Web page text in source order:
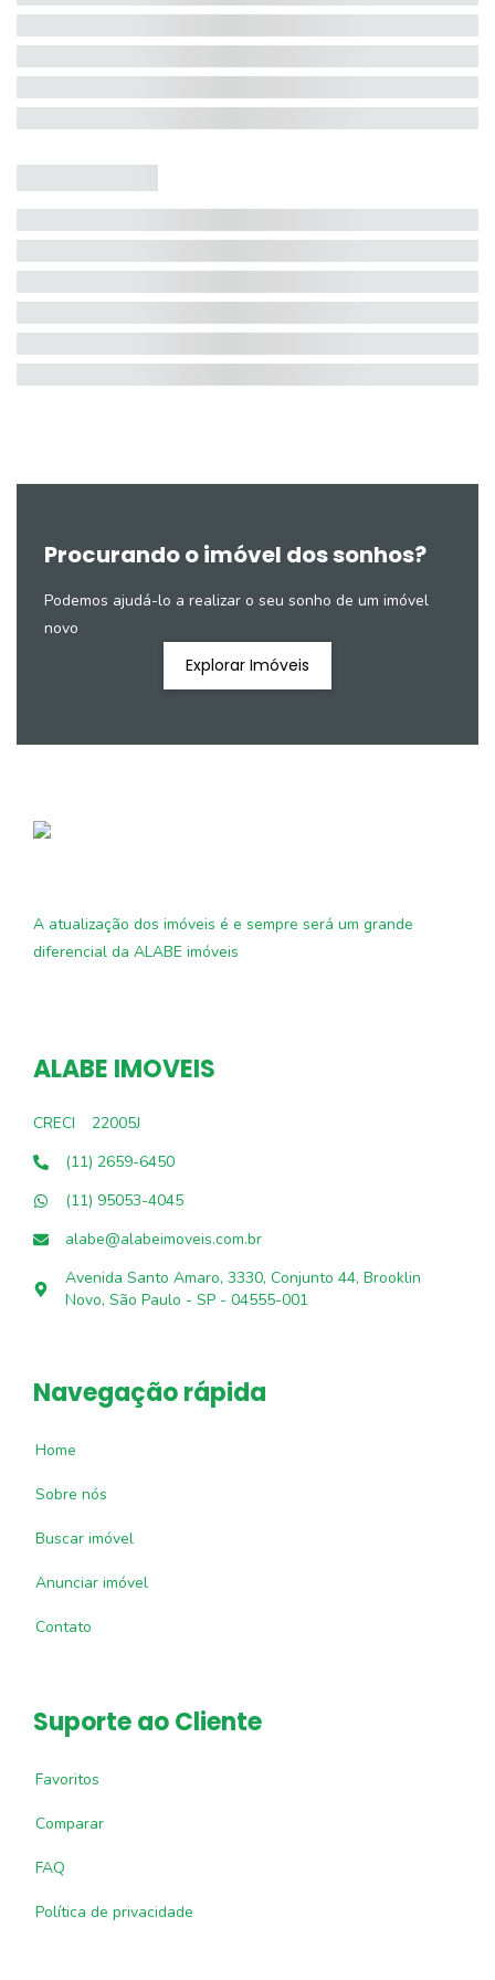
Procurando o imóvel dos sonhos?
Podemos ajudá-lo a realizar o seu sonho de um imóvel
novo
Explorar Imóveis
A atualização dos imóveis é e sempre será um grande
diferencial da ALABE imóveis
ALABE IMOVEIS
CRECI
22005J
(11) 2659-6450
(11) 95053-4045
alabe@alabeimoveis.com.br
Avenida Santo Amaro, 3330, Conjunto 44, Brooklin
Novo, São Paulo - SP - 04555-001
Navegação rápida
Home
Sobre nós
Buscar imóvel
Anunciar imóvel
Contato
Suporte ao Cliente
Favoritos
Comparar
FAQ
Política de privacidade